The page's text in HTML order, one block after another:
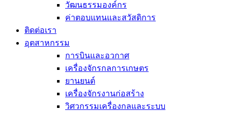
วัฒนธรรมองค์กร
ค่าตอบแทนและสวัสดิการ
ติดต่อเรา
อุตสาหกรรม
การบินและอวกาศ
เครื่องจักรกลการเกษตร
ยานยนต์
เครื่องจักรงานก่อสร้าง
วิศวกรรมเครื่องกลและระบบ